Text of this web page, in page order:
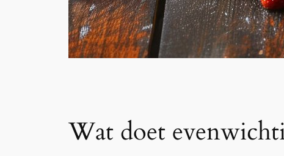
Wat doet